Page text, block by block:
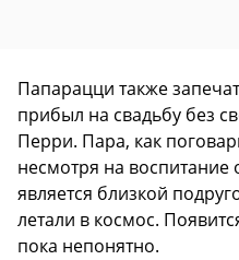
Папарацци также
прибыл на свадьбу без
Перри. Пара, как
несмотря на
является близкой
летали в космос.
пока непонятно.